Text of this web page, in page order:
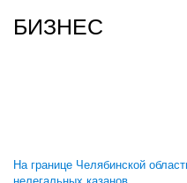
БИЗНЕС
На границе Челябинской